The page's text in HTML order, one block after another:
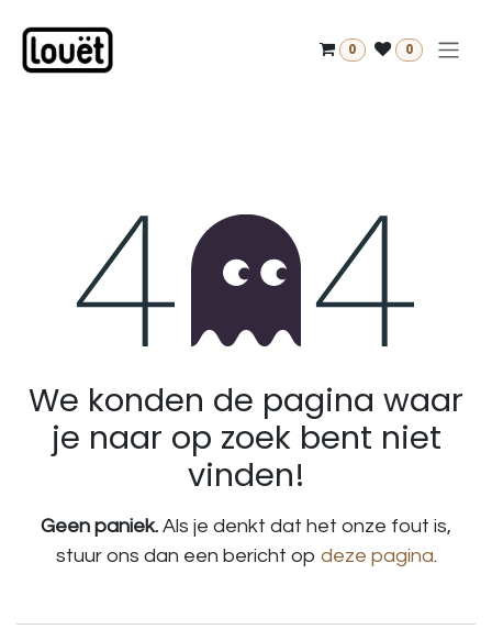
0 0
Fout 404
We konden de pagina waar
je naar op zoek bent niet
vinden!
Geen paniek. Als je denkt dat het onze fout is,
stuur ons dan een bericht op deze pagina.